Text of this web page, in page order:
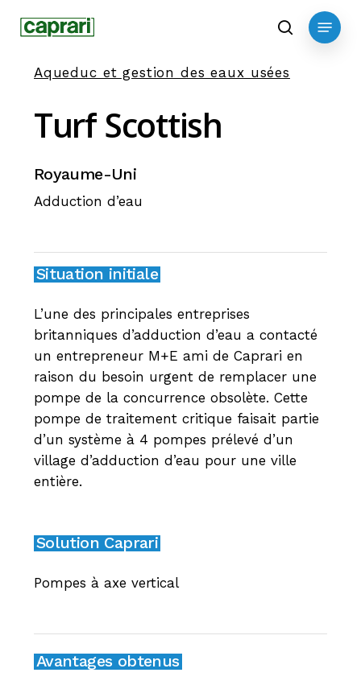
content
search
Menu
Aqueduc et gestion des eaux usées
TurfScottish
Royaume-Uni
Adduction d’eau
Situation initiale
L’une des principales entreprises
britanniques d’adduction d’eau a contacté
un entrepreneur M+E ami de Caprari en
raison du besoin urgent de remplacer une
pompe de la concurrence obsolète. Cette
pompe de traitement critique faisait partie
d’un système à 4 pompes prélevé d’un
village d’adduction d’eau pour une ville
entière.
Solution Caprari
Pompes à axe vertical
Avantages obtenus